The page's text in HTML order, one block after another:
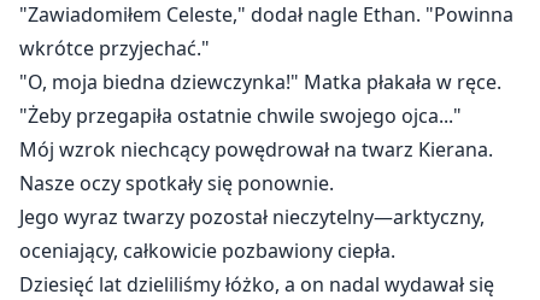
"Zawiadomiłem Celeste," dodał nagle Ethan. "Powinna
wkrótce przyjechać."
"O, moja biedna dziewczynka!" Matka płakała w ręce.
"Żeby przegapiła ostatnie chwile swojego ojca..."
Mój wzrok niechcący powędrował na twarz Kierana.
Nasze oczy spotkały się ponownie.
Jego wyraz twarzy pozostał nieczytelny—arktyczny,
oceniający, całkowicie pozbawiony ciepła.
Dziesięć lat dzieliliśmy łóżko, a on nadal wydawał się